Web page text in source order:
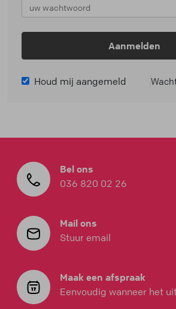
Aanmelden
Houd mij aangemeld
Bel ons
036 820 02 26
Mail ons
Stuur email
Maak een afspraak
Eenvoudig wanneer het